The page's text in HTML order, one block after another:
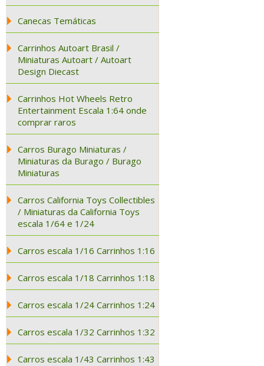
Canecas Temáticas
Carrinhos Autoart Brasil /
Miniaturas Autoart / Autoart
Design Diecast
Carrinhos Hot Wheels Retro
Entertainment Escala 1:64 onde
comprar raros
Carros Burago Miniaturas /
Miniaturas da Burago / Burago
Miniaturas
Carros California Toys Collectibles
/ Miniaturas da California Toys
escala 1/64 e 1/24
Carros escala 1/16 Carrinhos 1:16
Carros escala 1/18 Carrinhos 1:18
Carros escala 1/24 Carrinhos 1:24
Carros escala 1/32 Carrinhos 1:32
Carros escala 1/43 Carrinhos 1:43